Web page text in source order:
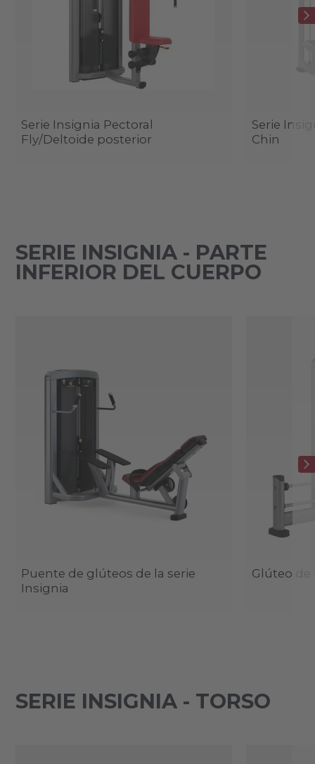
Serie Insignia Pectoral
Fly/Deltoide posterior
Serie
Chin
SERIE INSIGNIA - PARTE
INFERIOR DEL CUERPO
Puente de glúteos de la serie
Insignia
Glúteo de
SERIE INSIGNIA - TORSO